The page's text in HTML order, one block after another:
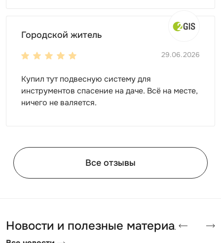
Городской житель
29.06.2026
Купил тут подвесную систему для
инструментов спасение на даче. Всё на месте,
ничего не валяется.
Все отзывы
Новости и полезные материалы